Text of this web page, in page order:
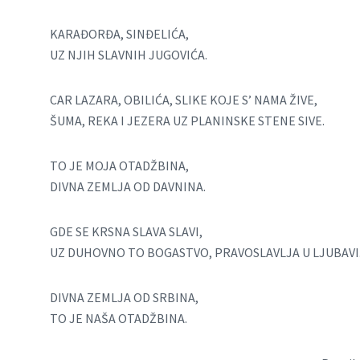
KARAĐORĐA, SINĐELIĆA,
UZ NJIH SLAVNIH JUGOVIĆA.
CAR LAZARA, OBILIĆA, SLIKE KOJE S’ NAMA ŽIVE,
ŠUMA, REKA I JEZERA UZ PLANINSKE STENE SIVE.
TO JE MOJA OTADŽBINA,
DIVNA ZEMLJA OD DAVNINA.
GDE SE KRSNA SLAVA SLAVI,
UZ DUHOVNO TO BOGASTVO, PRAVOSLAVLJA U
DIVNA ZEMLJA OD SRBINA,
TO JE NAŠA OTADŽBINA.